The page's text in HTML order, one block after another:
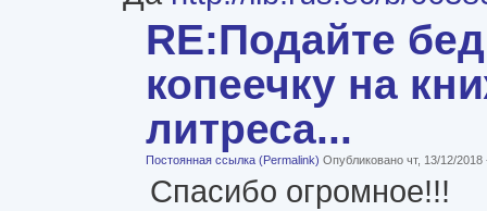
RE:Подайте
копеечку на
литреса...
Постоянная ссылка (Permalink) Опубликовано чт, 13/12/
Спасибо огромное!!!